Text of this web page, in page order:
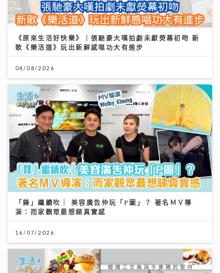
《原來生活好快樂》｜張馳豪大嘆拍劇未獻熒幕初吻 新
歌《樂活道》玩出新鮮感唱功大有進步
04/08/2026
「鋒」繼續吹 | 美容廣告仲玩「P圖」？ 著名ＭＶ導
演：而家觀眾最想睇真實感
16/07/2026